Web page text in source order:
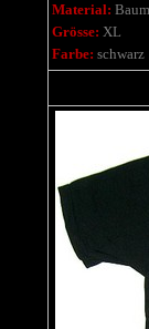
Material:
Grösse: XL
Farbe: schwarz